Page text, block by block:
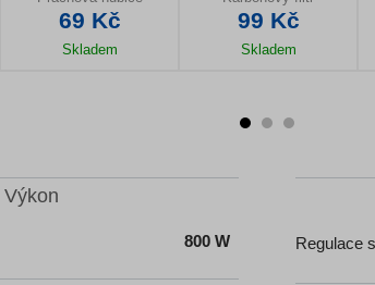
69 Kč
Skladem
99 Kč
Skladem
Výkon
800 W Regulace